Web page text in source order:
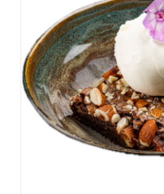
DODAJ DO KOSZYKA